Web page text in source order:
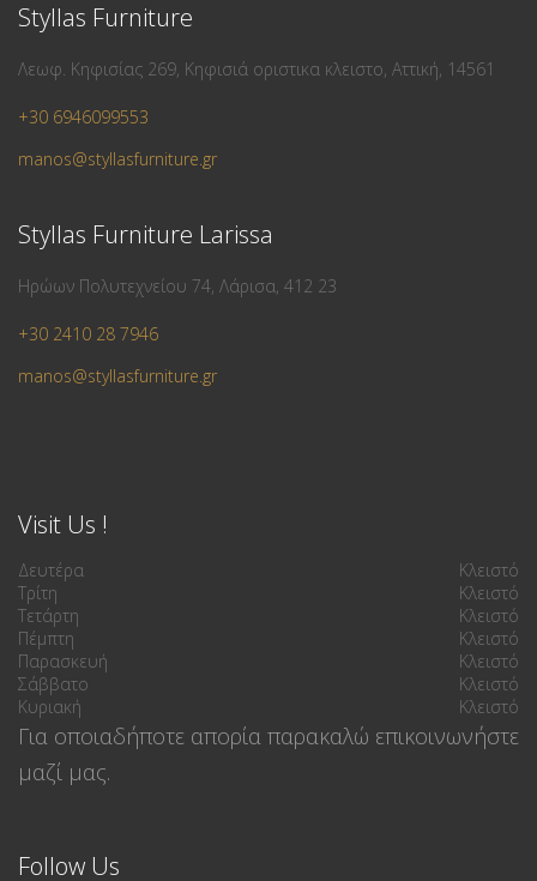
Styllas Furniture
Λεωφ. Κηφισίας 269, Κηφισιά οριστικα κλειστο, Αττική, 14561
+30 6946099553
manos@styllasfurniture.gr
Styllas Furniture Larissa
Ηρώων Πολυτεχνείου 74, Λάρισα, 412 23
+30 2410 28 7946
manos@styllasfurniture.gr
Visit Us !
Δευτέρα
Κλειστό
Τρίτη
Κλειστό
Τετάρτη
Κλειστό
Πέμπτη
Κλειστό
Παρασκευή
Κλειστό
Σάββατο
Κλειστό
Κυριακή
Κλειστό
Για οποιαδήποτε απορία παρακαλώ επικοινωνήστε
μαζί μας.
Follow Us